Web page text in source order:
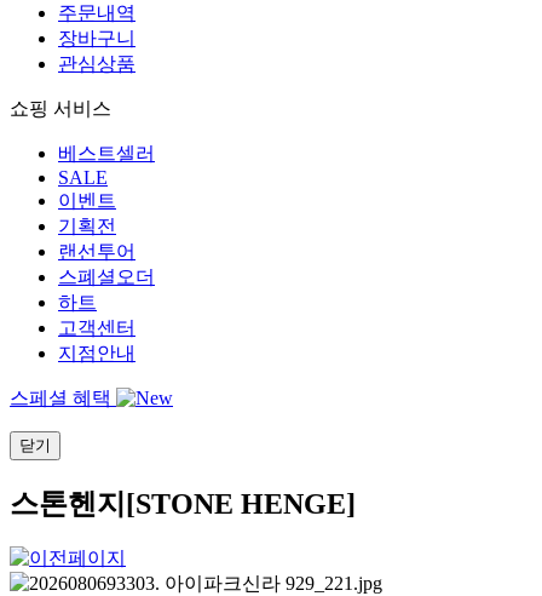
주문내역
장바구니
관심상품
쇼핑 서비스
베스트셀러
SALE
이벤트
기획전
랜선투어
스폐셜오더
하트
고객센터
지점안내
스페셜 혜택
닫기
스톤헨지[STONE HENGE]